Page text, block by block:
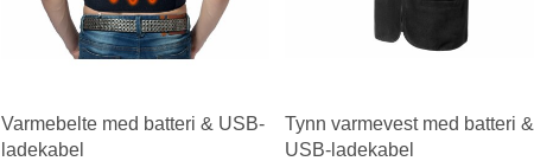
Varmebelte med batteri & USB-
ladekabel
Tynn varmevest med batteri &
USB-ladekabel